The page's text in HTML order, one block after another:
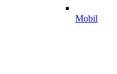
Mobil